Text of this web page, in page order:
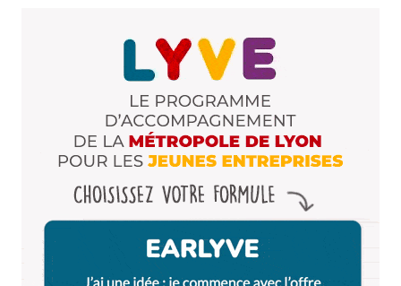
passer un super moment avec mes amis
Si je gagne le packagé de visite, je promets de
d’observer les pipistrelles , d’admirer les gours
et s’extasier devant tant de beauté.
1 juin 2021 à 17 h 27 min
Répondre